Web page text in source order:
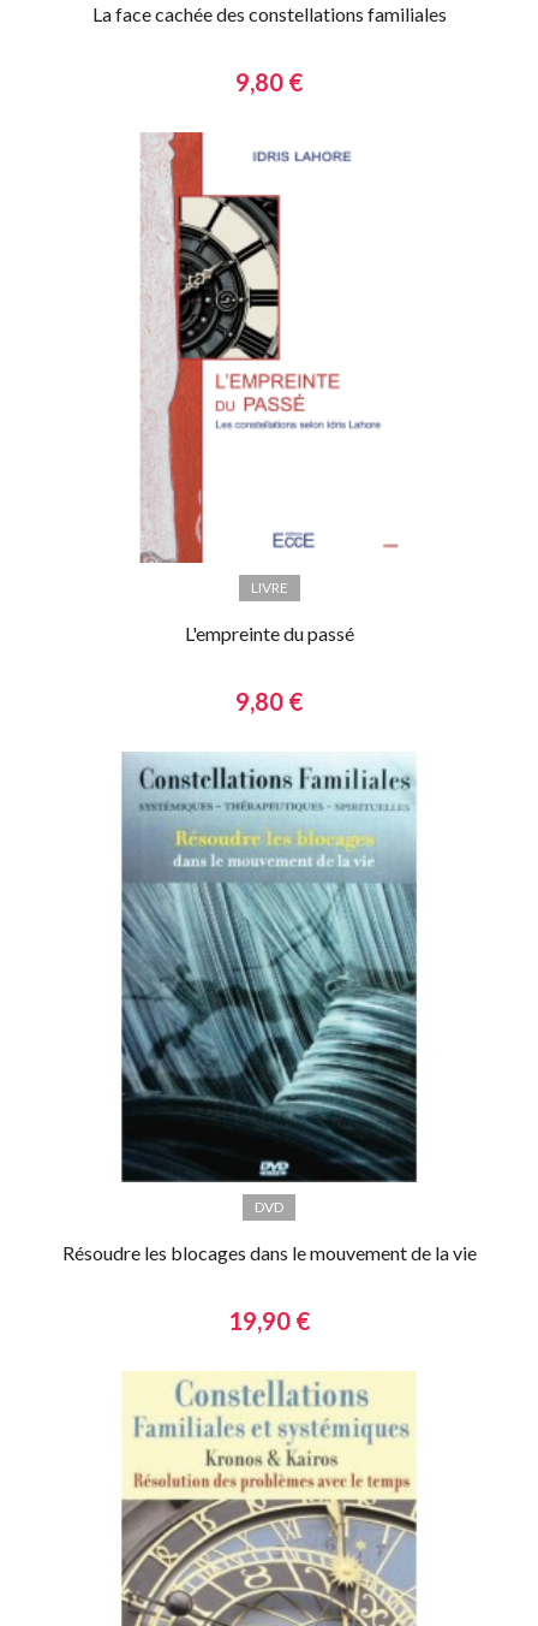
La face cachée des constellations familiales
9,80 €
LIVRE
L'empreinte du passé
9,80 €
DVD
Résoudre les blocages dans le mouvement de la vie
19,90 €